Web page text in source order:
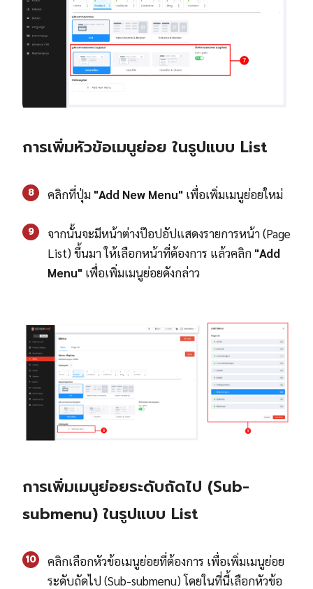
การเพิ่มหัวข้อเมนูย่อย ในรูปแบบ List
8 คลิกที่ปุ่ม "Add New Menu" เพื่อเพิ่มเมนูย่อยใหม่
9
จากนั้นจะมีหน้าต่างป๊อปอัปแสดงรายการหน้า (Page
List) ขึ้นมา ให้เลือกหน้าที่ต้องการ แล้วคลิก "Add
Menu" เพื่อเพิ่มเมนูย่อยดังกล่าว
การเพิ่มเมนูย่อยระดับถัดไป (Sub-
submenu) ในรูปแบบ List
10
คลิกเลือกหัวข้อเมนูย่อยที่ต้องการ เพื่อเพิ่มเมนูย่อย
ระดับถัดไป (Sub-submenu) โดยในที่นี้เลือกหัวข้อ